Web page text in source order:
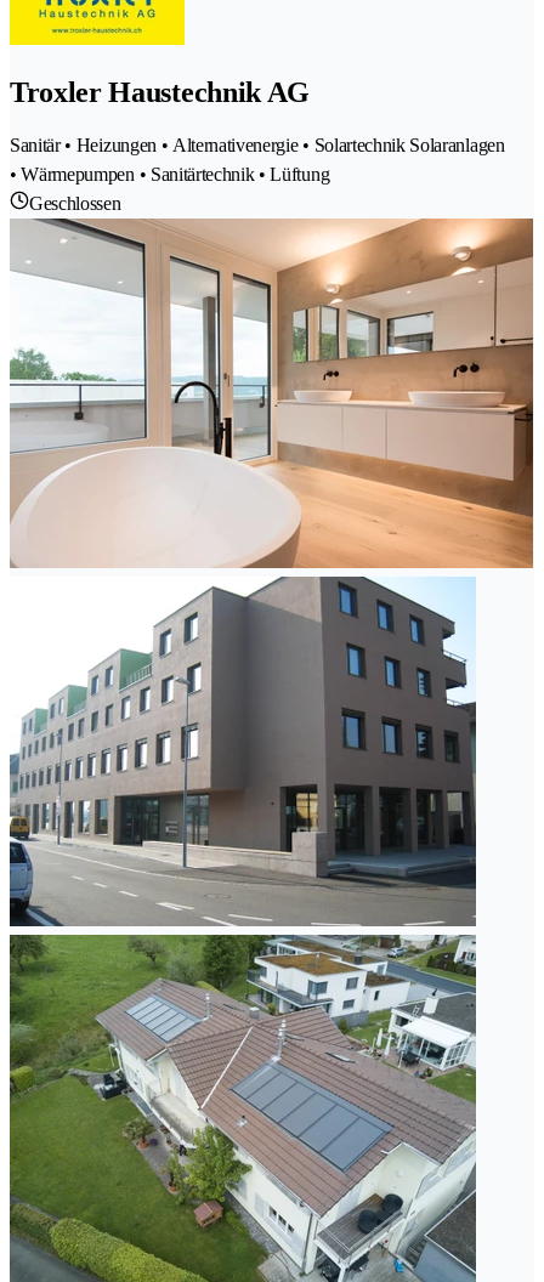
Troxler Haustechnik AG
Sanitär • Heizungen • Alternativenergie • Solartechnik Solaranlagen
• Wärmepumpen • Sanitärtechnik • Lüftung
Geschlossen